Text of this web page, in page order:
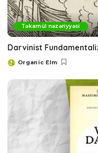
Təkamül nəzəriyyəsi
Darvinist
Posted
Organic Elm